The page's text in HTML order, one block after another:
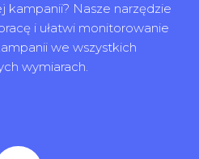
kampanii? Nasze narzędzie
i ułatwi monitorowanie
we wszystkich
wymiarach.